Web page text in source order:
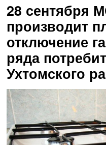
28 сентября
производит
отключение
ряда
Ухтомского